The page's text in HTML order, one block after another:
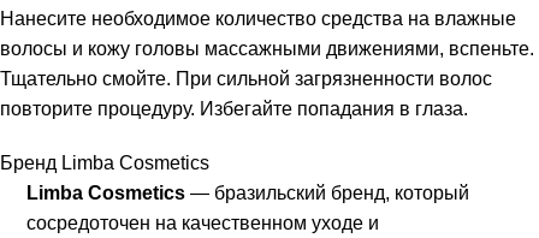
Нанесите необходимое количество средства на влажные
волосы и кожу головы массажными движениями, вспеньте.
Тщательно смойте. При сильной загрязненности волос
повторите процедуру. Избегайте попадания в глаза.
Бренд Limba Cosmetics
Limba Cosmetics — бразильский бренд, который
сосредоточен на качественном уходе и